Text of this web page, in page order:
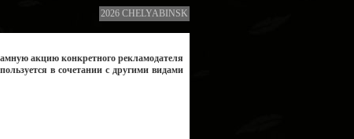
2026 CHELYABINSK
акцию конкретного рекламодателя
в сочетании с другими видами